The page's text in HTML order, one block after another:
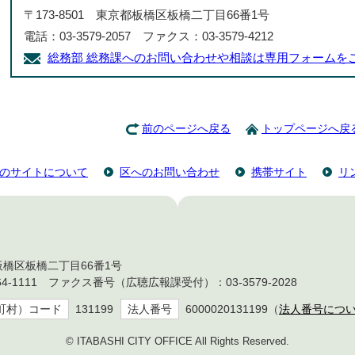
〒173-8501 東京都板橋区板橋二丁目66番1号
電話：03-3579-2057 ファクス：03-3579-4212
総務部 総務課へのお問い合わせや相談は専用フォームを
前のページへ戻る トップページへ戻
サイトについて 区へのお問い合わせ 携帯サイト リ
区板橋二丁目66番1号
1111 ファクス番号（広聴広報課受付）：03-3579-2028
村）コード 131199 法人番号 6000020131199（法人番号につ
© ITABASHI CITY OFFICE All Rights Reserved.